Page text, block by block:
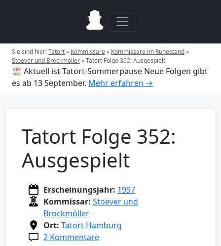
Sie sind hier:Tatort» Kommissare» Kommissare im Ruhestand»
Stoever und Brockmöller»Tatort Folge 352: Ausgespielt
🏖️ Aktuell ist Tatort-Sommerpause Neue Folgen gibt
es ab 13 September. Mehr erfahren →
Tatort Folge 352:
Ausgespielt
Erscheinungsjahr: 1997
Kommissar: Stoever und
Brockmöller
Ort: Tatort Hamburg
2 Kommentare